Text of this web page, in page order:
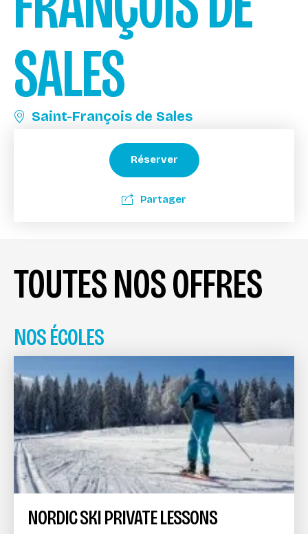
SALES
Saint-François de Sales
Réserver
Partager
TOUTES NOS OFFRES
NOS ÉCOLES
NORDIC SKI PRIVATE LESSONS